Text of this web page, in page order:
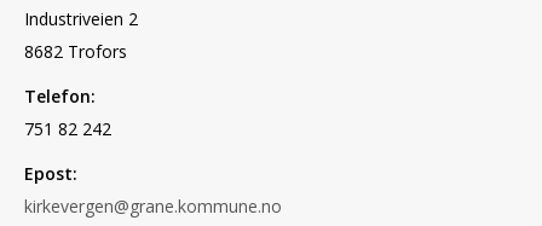
Industriveien 2
8682 Trofors
Telefon:
751 82 242
Epost:
kirkevergen@grane.kommune.no